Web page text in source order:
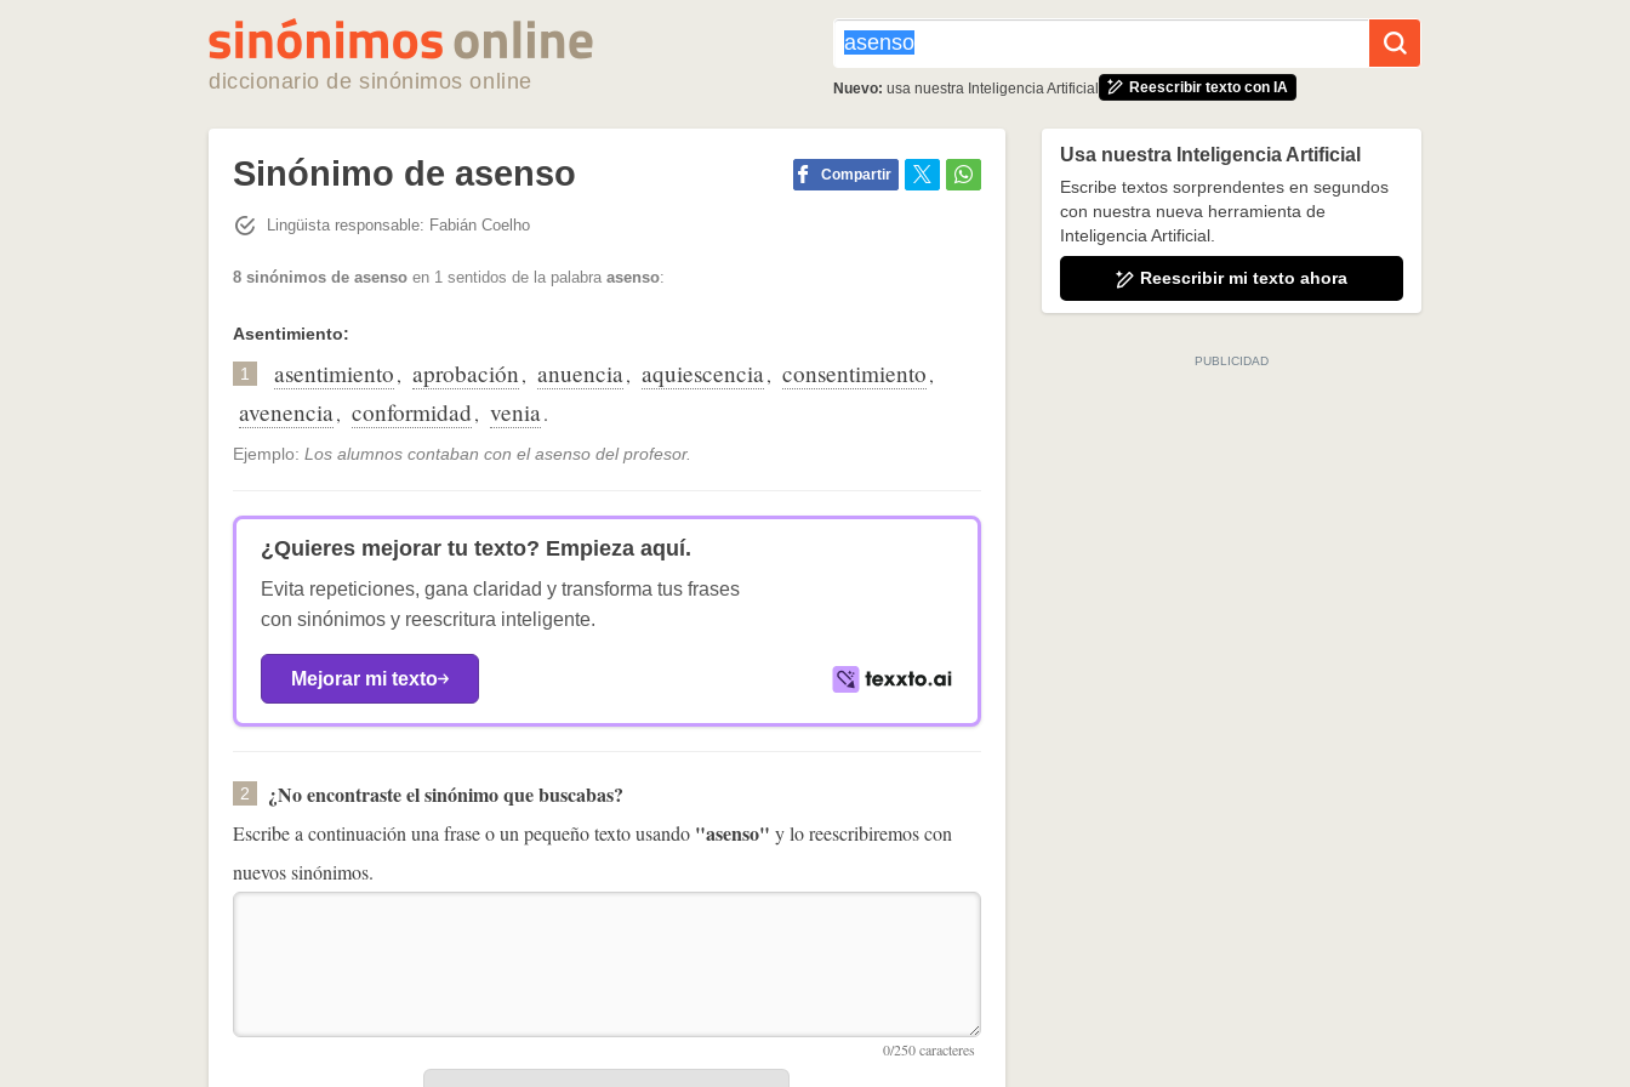
diccionario de sinónimos online Nuevo: usa nuestra Inteligencia Artificial Reescribir texto con IA
Sinónimo de asenso Compartir
Lingüista responsable: Fabián Coelho
8 sinónimos de asenso en 1 sentidos de la palabra asenso:
Asentimiento:
1 asentimiento, aprobación, anuencia, aquiescencia, consentimiento,
avenencia, conformidad, venia.
Ejemplo: Los alumnos contaban con el asenso del profesor.
¿Quieres mejorar tu texto? Empieza aquí.
Evita repeticiones, gana claridad y transforma tus frases
con sinónimos y reescritura inteligente.
Mejorar mi texto
2 ¿No encontraste el sinónimo que buscabas?
Escribe a continuación una frase o un pequeño texto usando "asenso" y lo reescribiremos con
nuevos sinónimos.
Usa nuestra Inteligencia Artificial
Escribe textos sorprendentes en segundos
con nuestra nueva herramienta de
Inteligencia Artificial.
Reescribir mi texto ahora